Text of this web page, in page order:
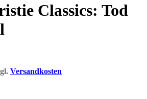
Classics: Tod
Versandkosten